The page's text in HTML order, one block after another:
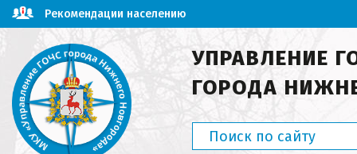
Рекомендации населению
УПРАВЛЕНИЕ
ГОРОДА